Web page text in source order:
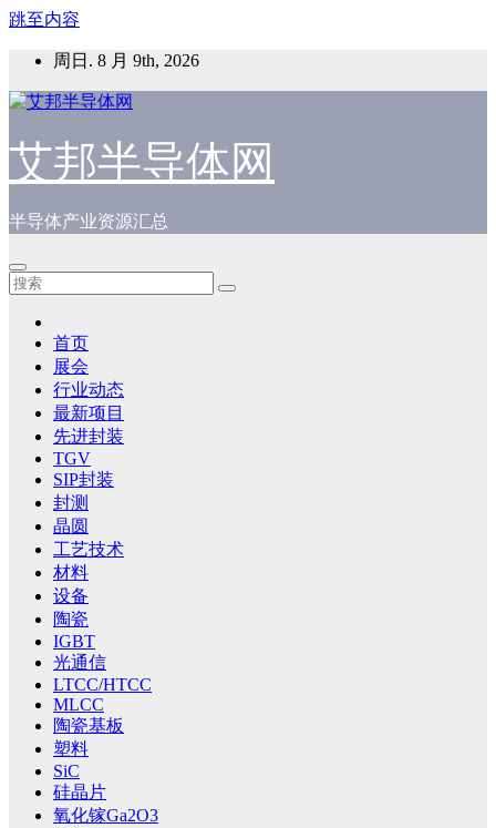
跳至内容
周日. 8 月 9th, 2026
艾邦半导体网
半导体产业资源汇总
首页
展会
行业动态
最新项目
先进封装
TGV
SIP封装
封测
晶圆
工艺技术
材料
设备
陶瓷
IGBT
光通信
LTCC/HTCC
MLCC
陶瓷基板
塑料
SiC
硅晶片
氧化镓Ga2O3